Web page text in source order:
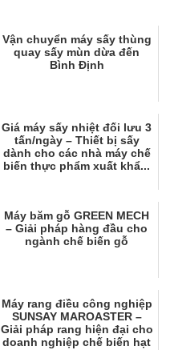
Vận chuyển máy sấy thùng
quay sấy mùn dừa đến
Bình Định
Giá máy sấy nhiệt đối lưu 3
tấn/ngày – Thiết bị sấy
dành cho các nhà máy chế
biến thực phẩm xuất khẩ...
Máy băm gỗ GREEN MECH
– Giải pháp hàng đầu cho
ngành chế biến gỗ
Máy rang điều công nghiệp
SUNSAY MAROASTER –
Giải pháp rang hiện đại cho
doanh nghiệp chế biến hạt